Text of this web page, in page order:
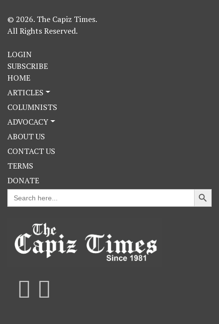
© 2026. The Capiz Times.
All Rights Reserved.
LOGIN
SUBSCRIBE
HOME
ARTICLES
COLUMNISTS
ADVOCACY
ABOUT US
CONTACT US
TERMS
DONATE
Search
for:
Search Button